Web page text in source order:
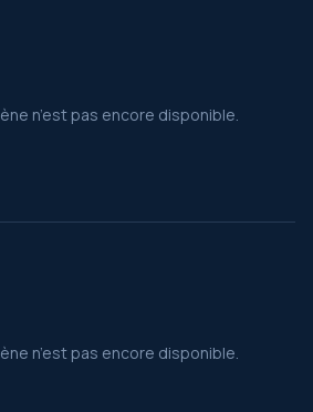
n’est pas encore disponible.
n’est pas encore disponible.